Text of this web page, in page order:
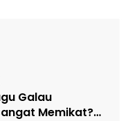
Galau
Memikat?